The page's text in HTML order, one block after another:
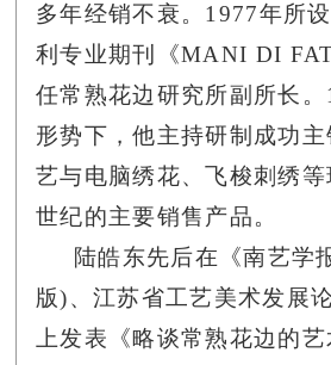
多年经销不衰。1977年所
利专业期刊《MANI DI
任常熟花边研究所副所长。
形势下，他主持研制成功
艺与电脑绣花、飞梭刺绣
世纪的主要销售产品。
陆皓东先后在《南艺
版)、江苏省工艺美术发展
上发表《略谈常熟花边的